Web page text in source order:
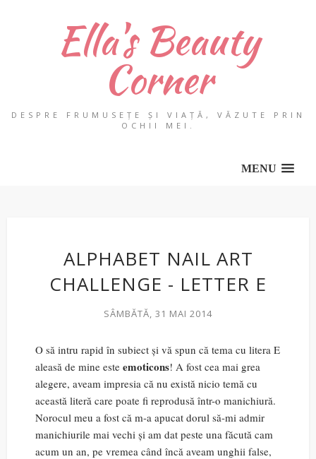
Ella's Beauty
Corner
DESPRE FRUMUSEȚE ȘI VIAȚĂ, VĂZUTE PRIN
OCHII MEI.
MENU
ALPHABET NAIL ART
CHALLENGE - LETTER E
SÂMBĂTĂ, 31 MAI 2014
O să intru rapid în subiect și vă spun că tema cu litera E
aleasă de mine este emoticons! A fost cea mai grea
alegere, aveam impresia că nu există nicio temă cu
această literă care poate fi reprodusă într-o manichiură.
Norocul meu a fost că m-a apucat dorul să-mi admir
manichiurile mai vechi și am dat peste una făcută cam
acum un an, pe vremea când încă aveam unghii false,